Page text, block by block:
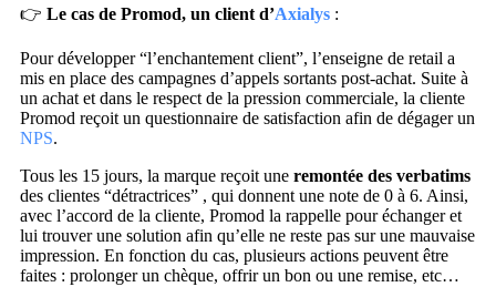
👉 Le cas de Promod, un client d’Axialys :
Pour développer “l’enchantement client”, l’enseigne de retail a
mis en place des campagnes d’appels sortants post-achat. Suite à
un achat et dans le respect de la pression commerciale, la cliente
Promod reçoit un questionnaire de satisfaction afin de dégager un
NPS.
Tous les 15 jours, la marque reçoit une remontée des verbatims
des clientes “détractrices” , qui donnent une note de 0 à 6. Ainsi,
avec l’accord de la cliente, Promod la rappelle pour échanger et
lui trouver une solution afin qu’elle ne reste pas sur une mauvaise
impression. En fonction du cas, plusieurs actions peuvent être
faites : prolonger un chèque, offrir un bon ou une remise, etc…